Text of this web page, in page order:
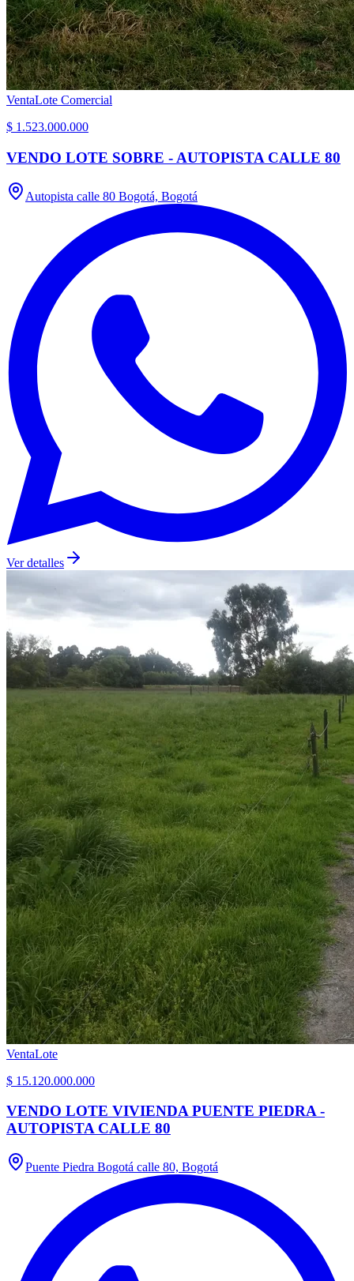
VentaLote Comercial
$ 1.523.000.000
VENDO LOTE SOBRE - AUTOPISTA CALLE 80
Autopista calle 80 Bogotá, Bogotá
Ver detalles
VentaLote
$ 15.120.000.000
VENDO LOTE VIVIENDA PUENTE PIEDRA -
AUTOPISTA CALLE 80
Puente Piedra Bogotá calle 80, Bogotá